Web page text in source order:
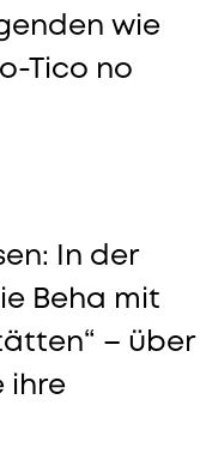
wie
Tico no
In der
Beha mit
– über
ihre